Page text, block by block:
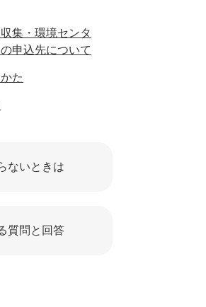
集・環境センタ
申込先について
た
ないときは
質問と回答